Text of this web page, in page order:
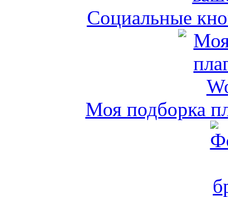
Социальные
Моя подборка